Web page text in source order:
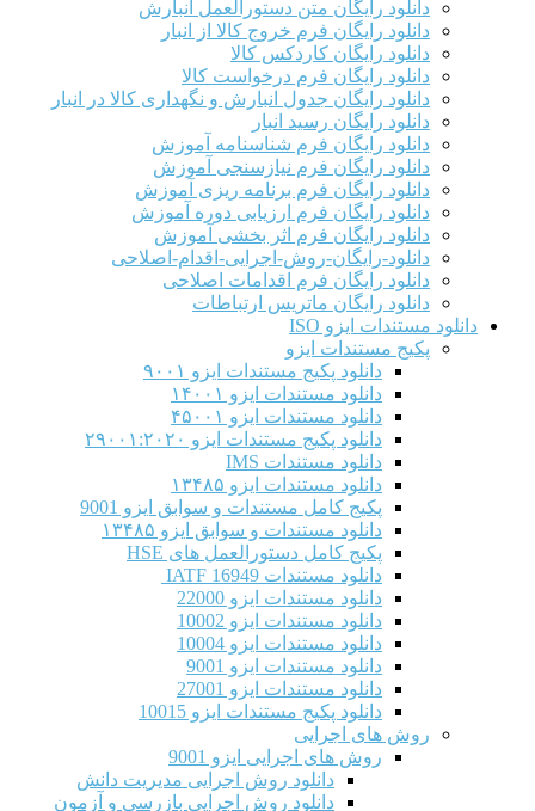
دانلود رایگان متن دستورالعمل انبارش
دانلود رایگان فرم خروج کالا از انبار
دانلود رایگان کاردکس کالا
دانلود رایگان فرم درخواست کالا
دانلود رایگان جدول انبارش و نگهداری کالا در انبار
دانلود رایگان رسید انبار
دانلود رایگان فرم شناسنامه آموزش
دانلود رایگان فرم نیازسنجی آموزش
دانلود رایگان فرم برنامه ریزی آموزش
دانلود رایگان فرم ارزیابی دوره آموزش
دانلود رایگان فرم اثر بخشی آموزش
دانلود-رایگان-روش-اجرایی-اقدام-اصلاحی
دانلود رایگان فرم اقدامات اصلاحی
دانلود رایگان ماتریس ارتباطات
دانلود مستندات ایزو ISO
پکیج مستندات ایزو
دانلود پکیج مستندات ایزو ۹۰۰۱
دانلود مستندات ایزو ۱۴۰۰۱
دانلود مستندات ایزو ۴۵۰۰۱
دانلود پکیج مستندات ایزو ۲۹۰۰۱:۲۰۲۰
دانلود مستندات IMS
دانلود مستندات ایزو ۱۳۴۸۵
پکیج کامل مستندات و سوابق ایزو 9001
دانلود مستندات و سوابق ایزو ۱۳۴۸۵
پکیج کامل دستورالعمل های HSE
دانلود مستندات IATF 16949
دانلود مستندات ایزو 22000
دانلود مستندات ایزو 10002
دانلود مستندات ایزو 10004
دانلود مستندات ایزو 9001
دانلود مستندات ایزو 27001
دانلود پکیج مستندات ایزو 10015
روش های اجرایی
روش های اجرایی ایزو 9001
دانلود روش اجرایی مدیریت دانش
دانلود روش اجرایی بازرسی و آزمون